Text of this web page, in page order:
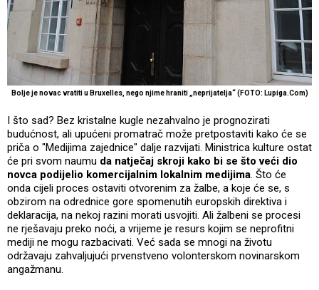
Bolje je novac vratiti u Bruxelles, nego njime hraniti „neprijatelja“(FOTO: Lupiga.Com)
I što sad? Bez kristalne kugle nezahvalno je prognozirati
budućnost, ali upućeni promatrač može pretpostaviti kako će se
priča o "Medijima zajednice" dalje razvijati. Ministrica kulture ostat
će pri svom naumu da natječaj skroji kako bi se što veći dio
novca podijelio komercijalnim lokalnim medijima. Što će
onda cijeli proces ostaviti otvorenim za žalbe, a koje će se, s
obzirom na odrednice gore spomenutih europskih direktiva i
deklaracija, na nekoj razini morati usvojiti. Ali žalbeni se procesi
ne rješavaju preko noći, a vrijeme je resurs kojim se neprofitni
mediji ne mogu razbacivati. Već sada se mnogi na životu
održavaju zahvaljujući prvenstveno volonterskom novinarskom
angažmanu.